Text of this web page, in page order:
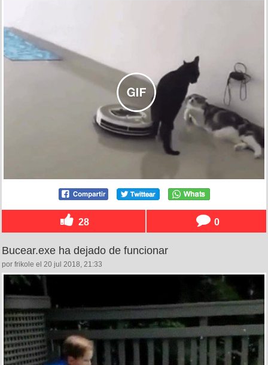
28 0
Bucear.exe ha dejado de funcionar
por frikole el 20 jul 2018, 21:33